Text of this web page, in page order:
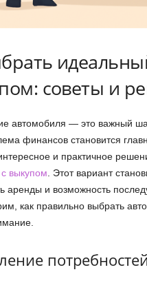
советы и
автомобиля — это важный
финансов становится
и практичное
выкупом . Этот вариант
аренды и возможность
как правильно выбрать
потребностей